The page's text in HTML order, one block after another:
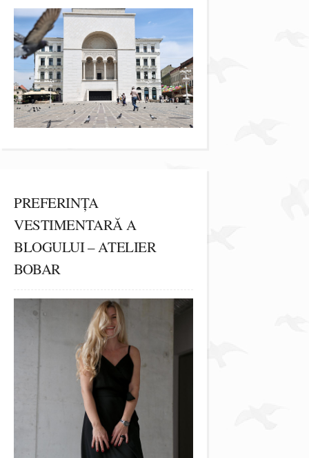
PREFERINȚA
VESTIMENTARĂ A
BLOGULUI – ATELIER
BOBAR